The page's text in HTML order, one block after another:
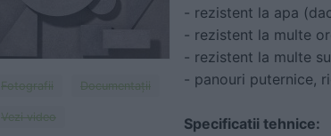
Fotografii Documentaţii
Vezi video
- rezistent la apa
- rezistent la multe
- rezistent la multe
- panouri puternice,
Specificatii tehnice: